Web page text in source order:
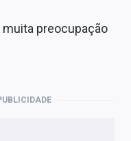
muita preocupação